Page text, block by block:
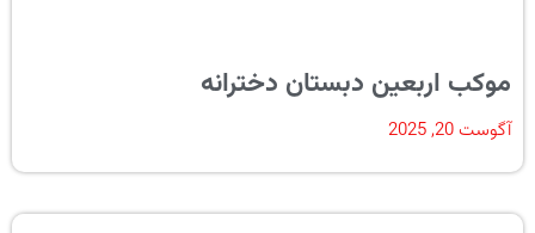
موکب اربعین دبستان دخترانه
آگوست 20, 2025